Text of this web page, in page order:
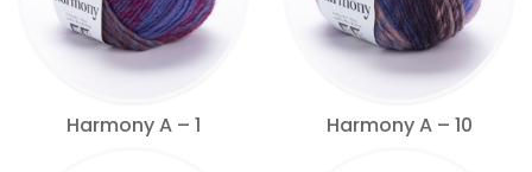
Harmony A – 1 Harmony A – 10